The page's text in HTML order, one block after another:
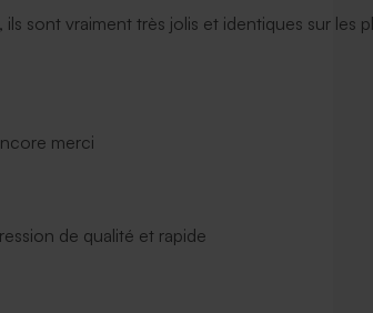
sont vraiment très jolis et identiques sur
merci
de qualité et rapide